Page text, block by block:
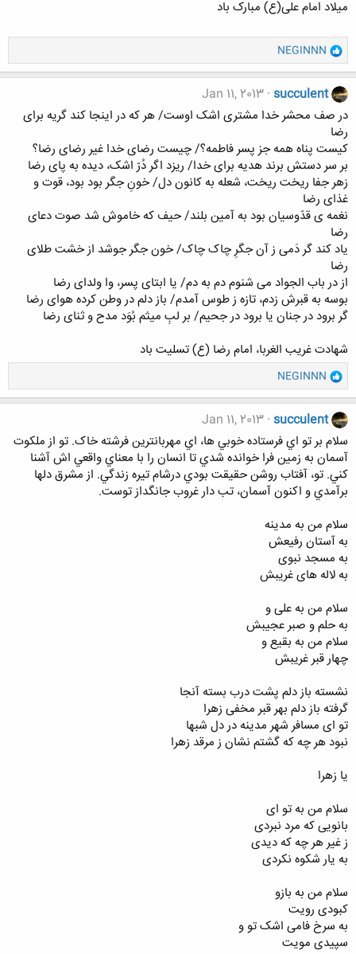
ميلاد امام علی(ع) مبارک باد
و
ا
ک
ن
ه
:
NEGINNN
succulent
Jan 11, 2013
در صف محشر خدا مشتری اشک اوست/ هر که در اینجا کند گریه برای
رضا
کیست پناه همه جز پسر فاطمه؟/ چیست رضای خدا غیر رضای رضا؟
بر سر دستش برند هدیه برای خدا/ ریزد اگر دُرّ اشک، دیده به پای رضا
زهر جفا ریخت ریخت، شعله به کانون دل/ خونِ جگر بود بود، قوت و
غذای رضا
نغمه ی قدّوسیان بود به آمین بلند/ حیف که خاموش شد صوت دعای
رضا
یاد کند گر دَمی ز آن جگرِ چاک چاک/ خون جگر جوشد از خشت طلای
رضا
از در باب الجواد می شنوم دم به دم/ یا ابتای پسر، وا ولدای رضا
بوسه به قبرش زدم، تازه ز طوس آمدم/ باز دلم در وطن کرده هوای رضا
گر برود در جنان یا برود در جحیم/ بر لبِ میثم بُوَد مدح و ثنای رضا
شهادت غریب الغربا، امام رضا (ع) تسلیت باد
و
ا
ک
ن
ه
ا
NEGINNN
succulent
Jan 11, 2013
سلام بر تو اي فرستاده خوبي ها، اي مهربانترين فرشته خاک. تو از ملکوت
آسمان به زمين فرا خوانده شدي تا انسان را با معناي واقعي اش آشنا
کني. تو، آفتاب روشن حقيقت بودي درشام تيره زندگي. از مشرق دلها
برآمدي و اکنون آسمان، تب دار غروب جانگداز توست.
سلام من به مدینه
به آستان رفیعش
به مسجد نبوی
به لاله های غریبش
سلام من به علی و
به حلم و صبر عجیبش
سلام من به بقیع و
چهار قبر غریبش
نشسته باز دلم پشت درب بسته آنجا
گرفته باز دلم بهر قبر مخفی زهرا
تو ای مسافر شهر مدینه در دل شبها
نبود هر چه که گشتم نشان ز مرقد زهرا
یا زهرا
سلام من به تو ای
بانویی که مرد نبردی
ز غیر هر چه که دیدی
به یار شکوه نکردی
سلام من به بازو
کبودی رویت
به سرخ فامی اشک تو و
سپیدی مویت